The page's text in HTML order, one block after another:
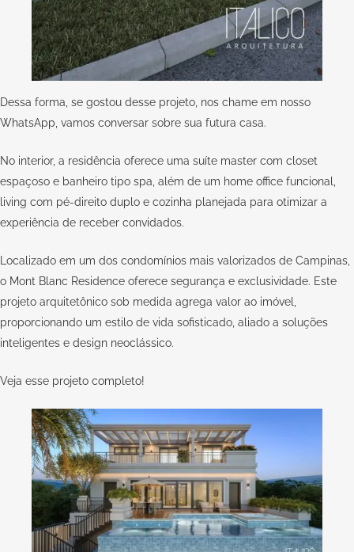
Dessa forma, se gostou desse projeto, nos chame em nosso
WhatsApp, vamos conversar sobre sua futura casa.
No interior, a residência oferece uma suíte master com closet
espaçoso e banheiro tipo spa, além de um home office funcional,
living com pé-direito duplo e cozinha planejada para otimizar a
experiência de receber convidados.
Localizado em um dos condomínios mais valorizados de Campinas,
o Mont Blanc Residence oferece segurança e exclusividade. Este
projeto arquitetônico sob medida agrega valor ao imóvel,
proporcionando um estilo de vida sofisticado, aliado a soluções
inteligentes e design neoclássico.
Veja esse projeto completo!